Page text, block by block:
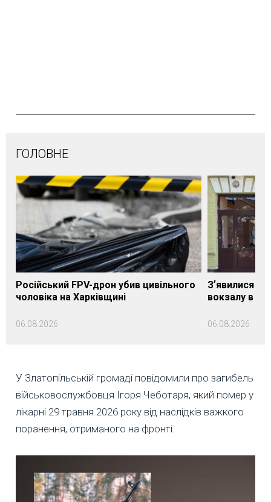
ГОЛОВНЕ
Російський FPV-дрон убив цивільного
чоловіка на Харківщині
06.08.2026
Зʼявилися
вокзалу в
06.08.2026
У Златопільській громаді повідомили про загибель
військовослужбовця Ігоря Чеботаря, який помер у
лікарні 29 травня 2026 року від наслідків важкого
поранення, отриманого на фронті.